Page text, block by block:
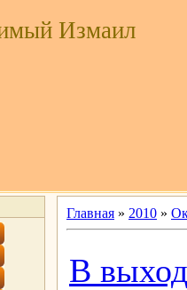
Измаил
Главная » 2010 »
В